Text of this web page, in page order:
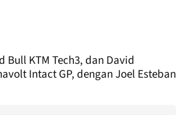
KTM Tech3, dan David
Intact GP, dengan Joel Esteban